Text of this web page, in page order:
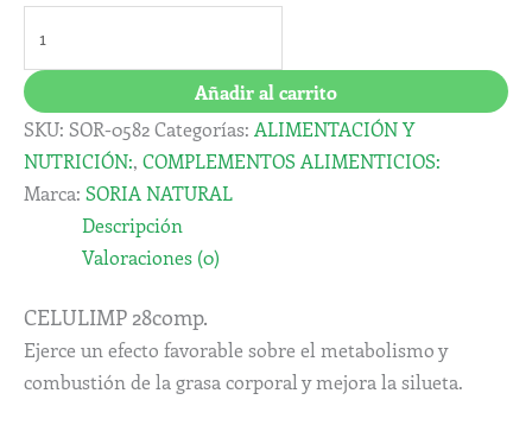
Añadir al carrito
SKU: SOR-0582Categorías: ALIMENTACIÓN Y
NUTRICIÓN:, COMPLEMENTOS ALIMENTICIOS:
Marca: SORIA NATURAL
Descripción
Valoraciones (0)
CELULIMP 28comp.
Ejerce un efecto favorable sobre el metabolismo y
combustión de la grasa corporal y mejora la silueta.